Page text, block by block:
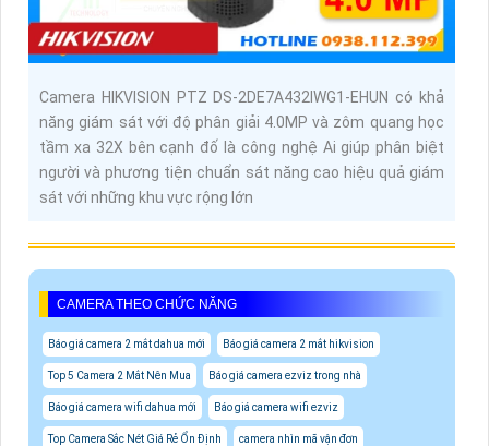
Camera HIKVISION PTZ DS-2DE7A432IWG1-EHUN có khả
năng giám sát với độ phân giải 4.0MP và zôm quang học
tầm xa 32X bên cạnh đố là công nghệ Ai giúp phân biệt
người và phương tiện chuẩn sát năng cao hiệu quả giám
sát với những khu vực rộng lớn
CAMERA THEO CHỨC NĂNG
Báo giá camera 2 mắt dahua mới Báo giá camera 2 mắt hikvision
Top 5 Camera 2 Mắt Nên Mua Báo giá camera ezviz trong nhà
Báo giá camera wifi dahua mới Báo giá camera wifi ezviz
Top Camera Sắc Nét Giá Rẻ Ổn Định camera nhìn mã vận đơn